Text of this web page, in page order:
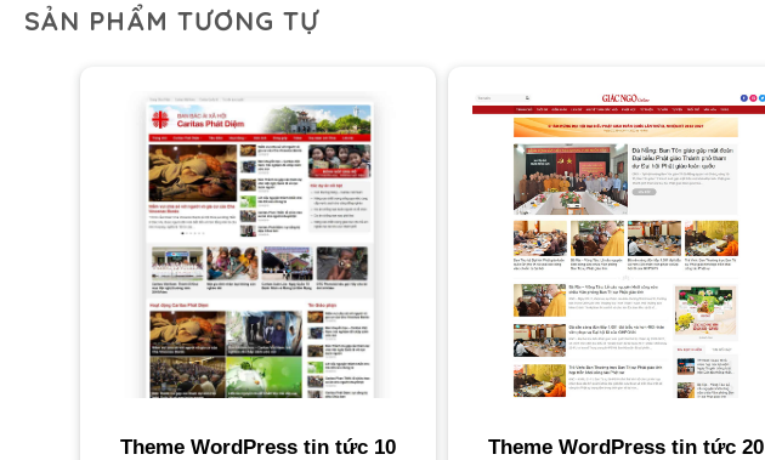
SẢN PHẨM TƯƠNG TỰ
Theme WordPress tin tức 10 Theme WordPress tin tức 20